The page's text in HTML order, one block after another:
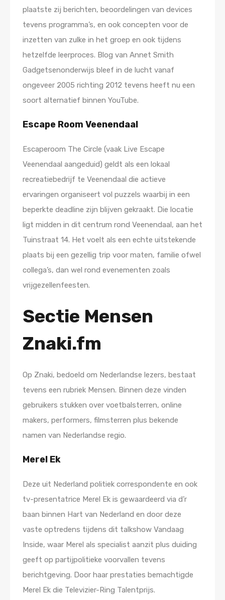
plaatste zij berichten, beoordelingen van devices
tevens programma’s, en ook concepten voor de
inzetten van zulke in het groep en ook tijdens
hetzelfde leerproces. Blog van Annet Smith
Gadgetsenonderwijs bleef in de lucht vanaf
ongeveer 2005 richting 2012 tevens heeft nu een
soort alternatief binnen YouTube.
Escape Room Veenendaal
Escaperoom The Circle (vaak Live Escape
Veenendaal aangeduid) geldt als een lokaal
recreatiebedrijf te Veenendaal die actieve
ervaringen organiseert vol puzzels waarbij in een
beperkte deadline zijn blijven gekraakt. Die locatie
ligt midden in dit centrum rond Veenendaal, aan het
Tuinstraat 14. Het voelt als een echte uitstekende
plaats bij een gezellig trip voor maten, familie ofwel
collega’s, dan wel rond evenementen zoals
vrijgezellenfeesten.
Sectie Mensen
Znaki.fm
Op Znaki, bedoeld om Nederlandse lezers, bestaat
tevens een rubriek Mensen. Binnen deze vinden
gebruikers stukken over voetbalsterren, online
makers, performers, filmsterren plus bekende
namen van Nederlandse regio.
Merel Ek
Deze uit Nederland politiek correspondente en ook
tv-presentatrice Merel Ek is gewaardeerd via d’r
baan binnen Hart van Nederland en door deze
vaste optredens tijdens dit talkshow Vandaag
Inside, waar Merel als specialist aanzit plus duiding
geeft op partijpolitieke voorvallen tevens
berichtgeving. Door haar prestaties bemachtigde
Merel Ek die Televizier-Ring Talentprijs.